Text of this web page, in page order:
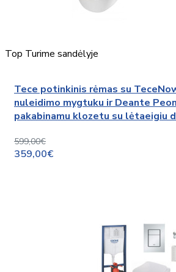
Top Turime sandėlyje
Tece potinkinis rėmas su TeceNow
nuleidimo mygtuku ir Deante Peonia rimless
pakabinamu klozetu su lėtaeigiu
599,00€
359,00€